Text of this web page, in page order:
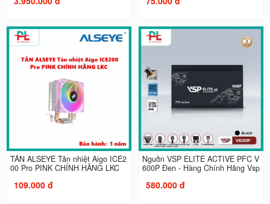
TẢN ALSEYE Tản nhiệt Aigo ICE2
00 Pro PINK CHÍNH HÃNG LKC
109.000 đ
Nguồn VSP ELITE ACTIVE PFC V
600P Đen - Hàng Chính Hãng Vsp
580.000 đ